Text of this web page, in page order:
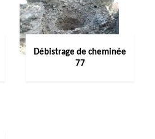
Débistrage de cheminée
77